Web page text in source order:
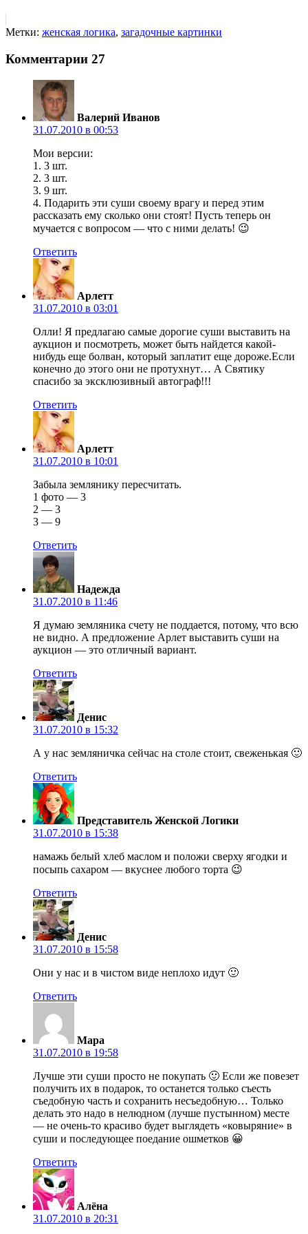
Метки: женская логика, загадочные картинки
Комментарии 27
Валерий Иванов
31.07.2010 в 00:53
Мои версии:
1. 3 шт.
2. 3 шт.
3. 9 шт.
4. Подарить эти суши своему врагу и перед этим
рассказать ему сколько они стоят! Пусть теперь он
мучается с вопросом — что с ними делать! 😉
Ответить
Арлетт
31.07.2010 в 03:01
Олли! Я предлагаю самые дорогие суши выставить на
аукцион и посмотреть, может быть найдется какой-
нибудь еще болван, который заплатит еще дороже.Если
конечно до этого они не протухнут… А Святику
спасибо за эксклюзивный автограф!!!
Ответить
Арлетт
31.07.2010 в 10:01
Забыла землянику пересчитать.
1 фото — 3
2 — 3
3 — 9
Ответить
Надежда
31.07.2010 в 11:46
Я думаю земляника счету не поддается, потому, что всю
не видно. А предложение Арлет выставить суши на
аукцион — это отличный вариант.
Ответить
Денис
31.07.2010 в 15:32
А у нас земляничка сейчас на столе стоит, свеженькая 🙂
Ответить
Представитель Женской Логики
31.07.2010 в 15:38
намажь белый хлеб маслом и положи сверху ягодки и
посыпь сахаром — вкуснее любого торта 😉
Ответить
Денис
31.07.2010 в 15:58
Они у нас и в чистом виде неплохо идут 🙂
Ответить
Мара
31.07.2010 в 19:58
Лучше эти суши просто не покупать 🙂 Если же повезет
получить их в подарок, то останется только съесть
съедобную часть и сохранить несъедобную… Только
делать это надо в нелюдном (лучше пустынном) месте
— не очень-то красиво будет выглядеть «ковыряние» в
суши и последующее поедание ошметков 😀
Ответить
Алёна
31.07.2010 в 20:31